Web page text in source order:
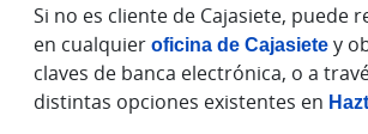
Si no es cliente de Cajasiete, puede
en cualquieroficina de Cajasietey
claves de banca electrónica, o a
distintas opciones existentes en